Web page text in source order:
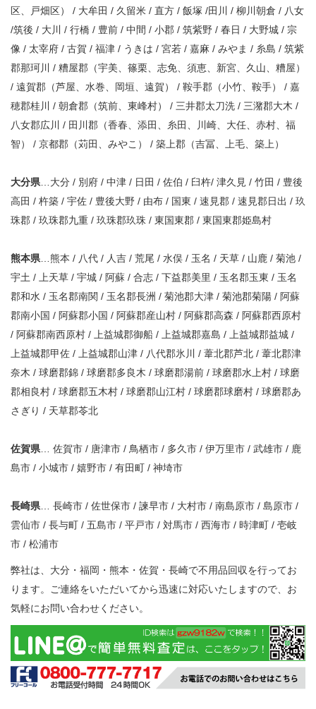
区、戸畑区） / 大牟田 / 久留米 / 直方 / 飯塚 /田川 / 柳川朝倉 / 八女
/筑後 / 大川 / 行橋 / 豊前 / 中間 / 小郡 / 筑紫野 / 春日 / 大野城 / 宗
像 / 太宰府 / 古賀 / 福津 / うきは / 宮若 / 嘉麻 / みやま / 糸島 / 筑紫
郡那珂川 / 糟屋郡（宇美、篠栗、志免、須恵、新宮、久山、糟屋）
/ 遠賀郡（芦屋、水巻、岡垣、遠賀） / 鞍手郡（小竹、鞍手） / 嘉
穂郡桂川 / 朝倉郡（筑前、東峰村） / 三井郡太刀洗 / 三潴郡大木 /
八女郡広川 / 田川郡（香春、添田、糸田、川崎、大任、赤村、福
智） / 京都郡（苅田、みやこ） / 築上郡（吉冨、上毛、築上）
大分県 …大分 / 別府 / 中津 / 日田 / 佐伯 / 臼杵/ 津久見 / 竹田 / 豊後
高田 / 杵築 / 宇佐 / 豊後大野 / 由布 / 国東 / 速見郡 / 速見郡日出 / 玖
珠郡 / 玖珠郡九重 / 玖珠郡玖珠 / 東国東郡 / 東国東郡姫島村
熊本県 …熊本 / 八代 / 人吉 / 荒尾 / 水俣 / 玉名 / 天草 / 山鹿 / 菊池 /
宇土 / 上天草 / 宇城 / 阿蘇 / 合志 / 下益郡美里 / 玉名郡玉東 / 玉名
郡和水 / 玉名郡南関 / 玉名郡長洲 / 菊池郡大津 / 菊池郡菊陽 / 阿蘇
郡南小国 / 阿蘇郡小国 / 阿蘇郡産山村 / 阿蘇郡高森 / 阿蘇郡西原村
/ 阿蘇郡南西原村 / 上益城郡御船 / 上益城郡嘉島 / 上益城郡益城 /
上益城郡甲佐 / 上益城郡山津 / 八代郡氷川 / 葦北郡芦北 / 葦北郡津
奈木 / 球磨郡錦 / 球磨郡多良木 / 球磨郡湯前 / 球磨郡水上村 / 球磨
郡相良村 / 球磨郡五木村 / 球磨郡山江村 / 球磨郡球磨村 / 球磨郡あ
さぎり / 天草郡苓北
佐賀県 … 佐賀市 / 唐津市 / 鳥栖市 / 多久市 / 伊万里市 / 武雄市 / 鹿
島市 / 小城市 / 嬉野市 / 有田町 / 神埼市
長崎県 … 長崎市 / 佐世保市 / 諫早市 / 大村市 / 南島原市 / 島原市 /
雲仙市 / 長与町 / 五島市 / 平戸市 / 対馬市 / 西海市 / 時津町 / 壱岐
市 / 松浦市
弊社は、大分・福岡・熊本・佐賀・長崎で不用品回収を行ってお
ります。ご連絡をいただいてから迅速に対応いたしますので、お
気軽にお問い合わせください。